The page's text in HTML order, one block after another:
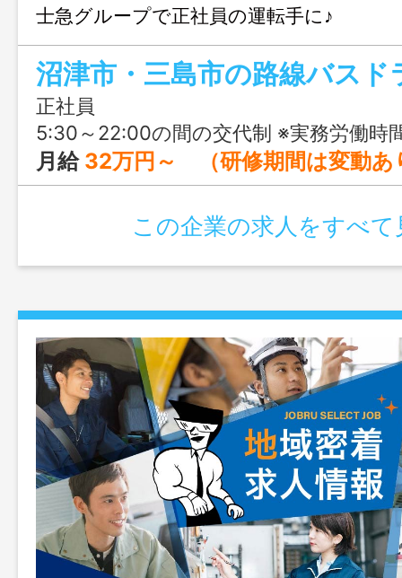
士急グループで正社員の運転手に♪
沼津市・三島市の路線バスド
正社員
5:30～22:00の間の交代制 ※実務労働時間7時間37分 【勤務例】 ・6時から19時までのお仕事が多い。 ・22時終わりのお仕事の場合は午後出勤となることが多い。 乗車時間以外は自由なので、空
月給 32万円～ （研修期間は変動あり・各
この企業の求人をすべて